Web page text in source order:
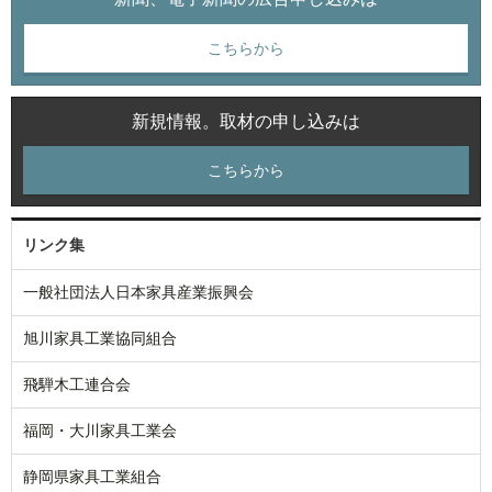
こちらから
新規情報。取材の申し込みは
こちらから
リンク集
一般社団法人日本家具産業振興会
旭川家具工業協同組合
飛騨木工連合会
福岡・大川家具工業会
静岡県家具工業組合